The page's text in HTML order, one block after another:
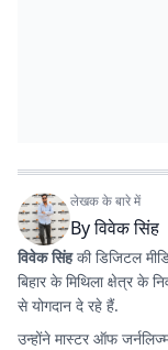
लेखक के बारे में
Byविवेक सिंह
विवेक सिंहकी डिजिटल
बिहार के मिथिला क्षेत्र के
से योगदान दे रहे हैं.
उन्होंने मास्टर ऑफ